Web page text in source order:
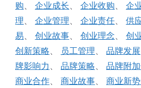
购、 企业成长、 企业收购、 企
理、 企业管理、 企业责任、 供
易、 创业故事、 创业理念、 创
创新策略、 员工管理、 品牌发展
牌影响力 、 品牌策略、 品牌附
商业合作、 商业故事、 商业新